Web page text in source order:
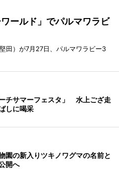
ールド」でパルマワラビ
田）が7月27日、パルマワラビー3
チサマーフェスタ」 水上ござ走
しに喝采
園の新入りツキノワグマの名前と
開へ